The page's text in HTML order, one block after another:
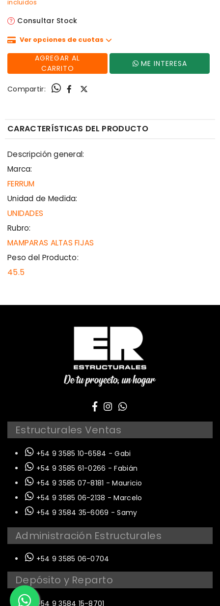
incluidos
Consultar Stock
Ver opciones de cuotas
AGREGAR AL
CARRITO
ME INTERESA
Compartir:
CARACTERÍSTICAS DEL PRODUCTO
Descripción general:
Marca:
FERRUM
Unidad de Medida:
UNIDADES
Rubro:
MAMPARAS ALTAS FIJAS
Peso del Producto:
45.5
Estructurales Ventas
+54 9 3585 10-6584 - Gabi
+54 9 3585 61-0266 - Fabián
+54 9 3585 07-8181 - Mauricio
+54 9 3585 06-2138 - Marcelo
+54 9 3584 35-6069 - Samy
Administración Estructurales
+54 9 3585 06-0704
Depósito y Reparto
+54 9 3584 15-8701